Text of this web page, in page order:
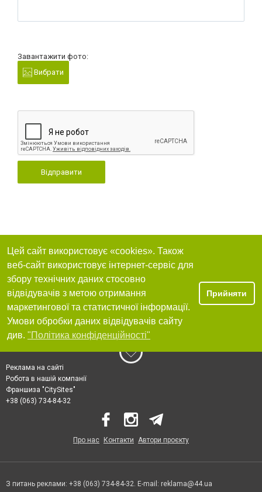
Завантажити фото:
Вибрати
Відправити
Цей сайт використовує «cookies». Також
веб-сайт використовує інтернет-сервіс для
збору технічних даних стосовно
відвідувачів з метою отримання
маркетингової та статистичної інформації.
Умови обробки даних відвідувачів сайту
див. "Політика конфіденційності"
Прийняти
Реклама на сайті
Робота в нашій компанії
Франшиза "CitySites"
+38 (063) 734-84-32
Про нас Контакти Автори проєкту
З питань реклами: +38 (063) 734-84-32. E-mail: reklama@44.ua